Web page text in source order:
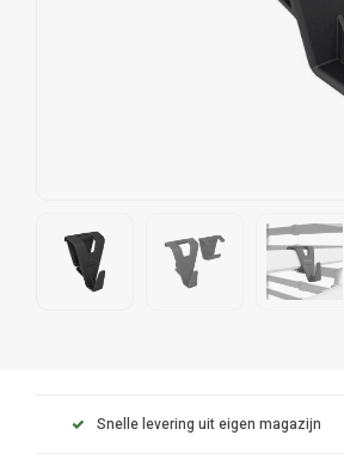
Snelle levering uit eigen magazijn